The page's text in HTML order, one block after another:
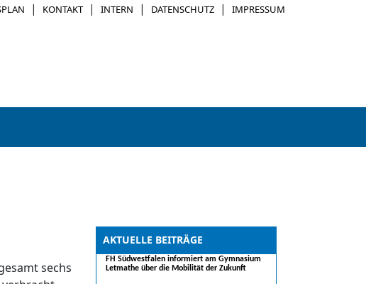
| KONTAKT | INTERN | DATENSCHUTZ | IMPRESSUM
AKTUELLE BEITRÄGE
FH Südwestfalen informiert am Gymnasium
Letmathe über die Mobilität der Zukunft
sechs